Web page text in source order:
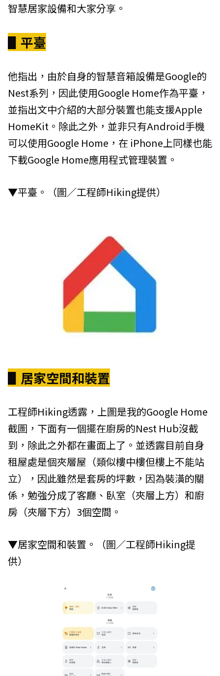
智慧居家設備和大家分享。
▋平臺
他指出，由於自身的智慧音箱設備是Google的
Nest系列，因此使用Google Home作為平臺，
並指出文中介紹的大部分裝置也能支援Apple
HomeKit。除此之外，並非只有Android手機
可以使用Google Home，在 iPhone上同樣也能
下載Google Home應用程式管理裝置。
▼平臺。（圖／工程師Hiking提供）
▋居家空間和裝置
工程師Hiking透露，上圖是我的Google Home
截圖，下面有一個擺在廚房的Nest Hub沒截
到，除此之外都在畫面上了。並透露目前自身
租屋處是個夾層屋（類似樓中樓但樓上不能站
立），因此雖然是套房的坪數，因為裝潢的關
係，勉強分成了客廳、臥室（夾層上方）和廚
房（夾層下方）3個空間。
▼居家空間和裝置。（圖／工程師Hiking提
供）